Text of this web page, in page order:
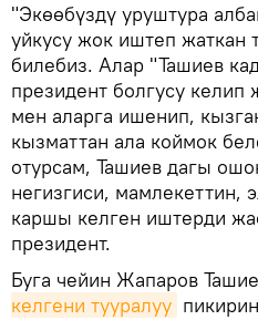
"Экөөбүздү уруштура
уйкусу жок иштеп жаткан
билебиз. Алар "Ташиев
президент болгусу
мен аларга ишенип,
кызматтан ала коймок
отурсам, Ташиев дагы
негизгиси,
каршы келген иштерди
президент.
Буга чейин Жапаров
келгени тууралуу